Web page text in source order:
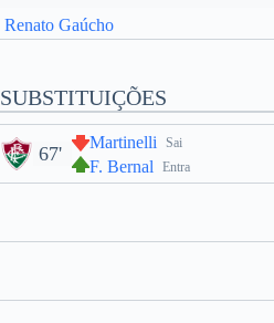
Renato Gaúcho
SUBSTITUIÇÕES
Sai
Martinelli
Entra
F. Bernal
67'